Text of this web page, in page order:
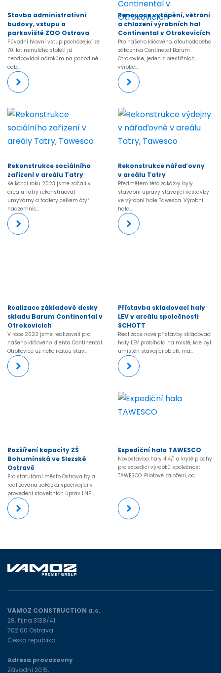
Stavba administrativní
budovy, vstupu a
parkoviště ZOO Ostrava
Původní hlavní vstup pocházející ze
70. let minulého století již
neodpovídal nárokům na pohodlné
odb...
Renovace vytápění, větrání
a chlazení výrobních hal
Continental v Otrokovicích
Pro našeho klíčového, dlouhodobého
zákazníka Continetal Barum
Otrokovice, jeden z prestižních
výrobc...
Rekonstrukce sociálního
zařízení v areálu Tatry
Ke konci roku 2023 jsme začali v
areálu Tatry rekonstruovat
umyvárny a toalety celkem čtyř
nadzemníc...
Rekonstrukce nářaďovny
v areálu Tatry
Předmětem této zakázky byly
stavební úpravy stávající vestavby
ve výrobní hale Tawesca. Výrobní
hala...
Realizace základové desky
skladu Barum Continental v
Otrokovicích
V roce 2022 jsme realizovali pro
našeho klíčového klienta Continental
Otrokovice už několikátou stav...
Přístavba skladovací haly
LEV v areálu společnosti
SCHOTT
Realizace nové přístavby skladovací
haly LEV probíhala na místě, kde byl
umístěn stávající objekt ma...
Rozšíření kapacity ZŠ
Bohumínská ve Slezské
Ostravě
Pro statutární město Ostrava byla
realizována zakázka spočívající v
provedení stavebních úprav I.NP ...
Expediční hala TAWESCO
Novostavba haly 414/1 a kryté plochy
pro expedici výrobků společnosti
TAWESCO. Pilotové založení, oc...
VAMOZ CONSTRUCTION a.s.
28. října 3138/41
702 00 Ostrava
Česká republika
Adresa provozovny
Závodní 2015,